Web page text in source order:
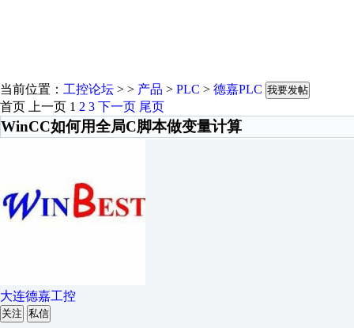
当前位置： 工控论坛 > > 产品 > PLC > 德嘉PLC 我要发帖
首页 上一页 1 2 3 下一页 尾页
WinCC如何用全局C脚本做变量计算
大连德嘉工控
关注 私信